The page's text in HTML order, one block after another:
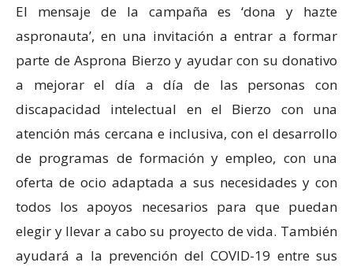
El mensaje de la campaña es ‘dona y hazte
aspronauta’, en una invitación a entrar a formar
parte de Asprona Bierzo y ayudar con su donativo
a mejorar el día a día de las personas con
discapacidad intelectual en el Bierzo con una
atención más cercana e inclusiva, con el desarrollo
de programas de formación y empleo, con una
oferta de ocio adaptada a sus necesidades y con
todos los apoyos necesarios para que puedan
elegir y llevar a cabo su proyecto de vida. También
ayudará a la prevención del COVID-19 entre sus